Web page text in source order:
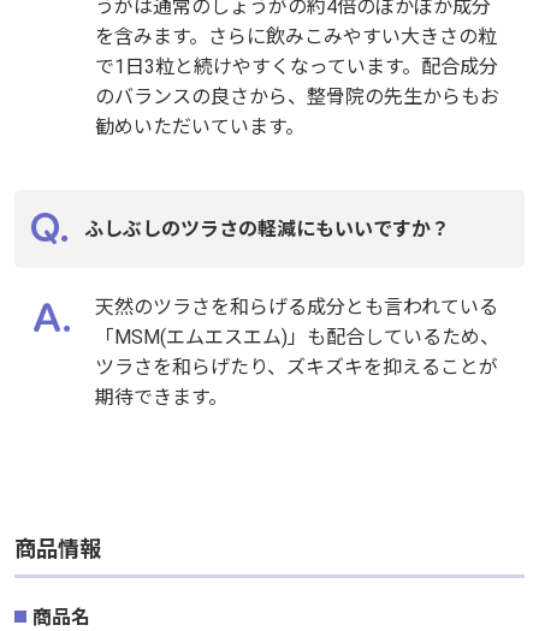
うがは通常のしょうがの約4倍のぽかぽか成分
を含みます。さらに飲みこみやすい大きさの粒
で1日3粒と続けやすくなっています。配合成分
のバランスの良さから、整骨院の先生からもお
勧めいただいています。
ふしぶしのツラさの軽減にもいいですか？
天然のツラさを和らげる成分とも言われている
「MSM(エムエスエム)」も配合しているため、
ツラさを和らげたり、ズキズキを抑えることが
期待できます。
商品情報
商品名